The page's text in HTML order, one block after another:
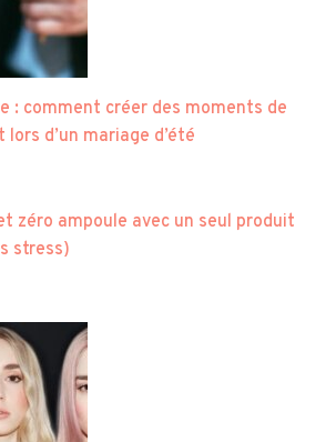
: comment créer des moments de
d’un mariage d’été
zéro ampoule avec un seul produit
stress)